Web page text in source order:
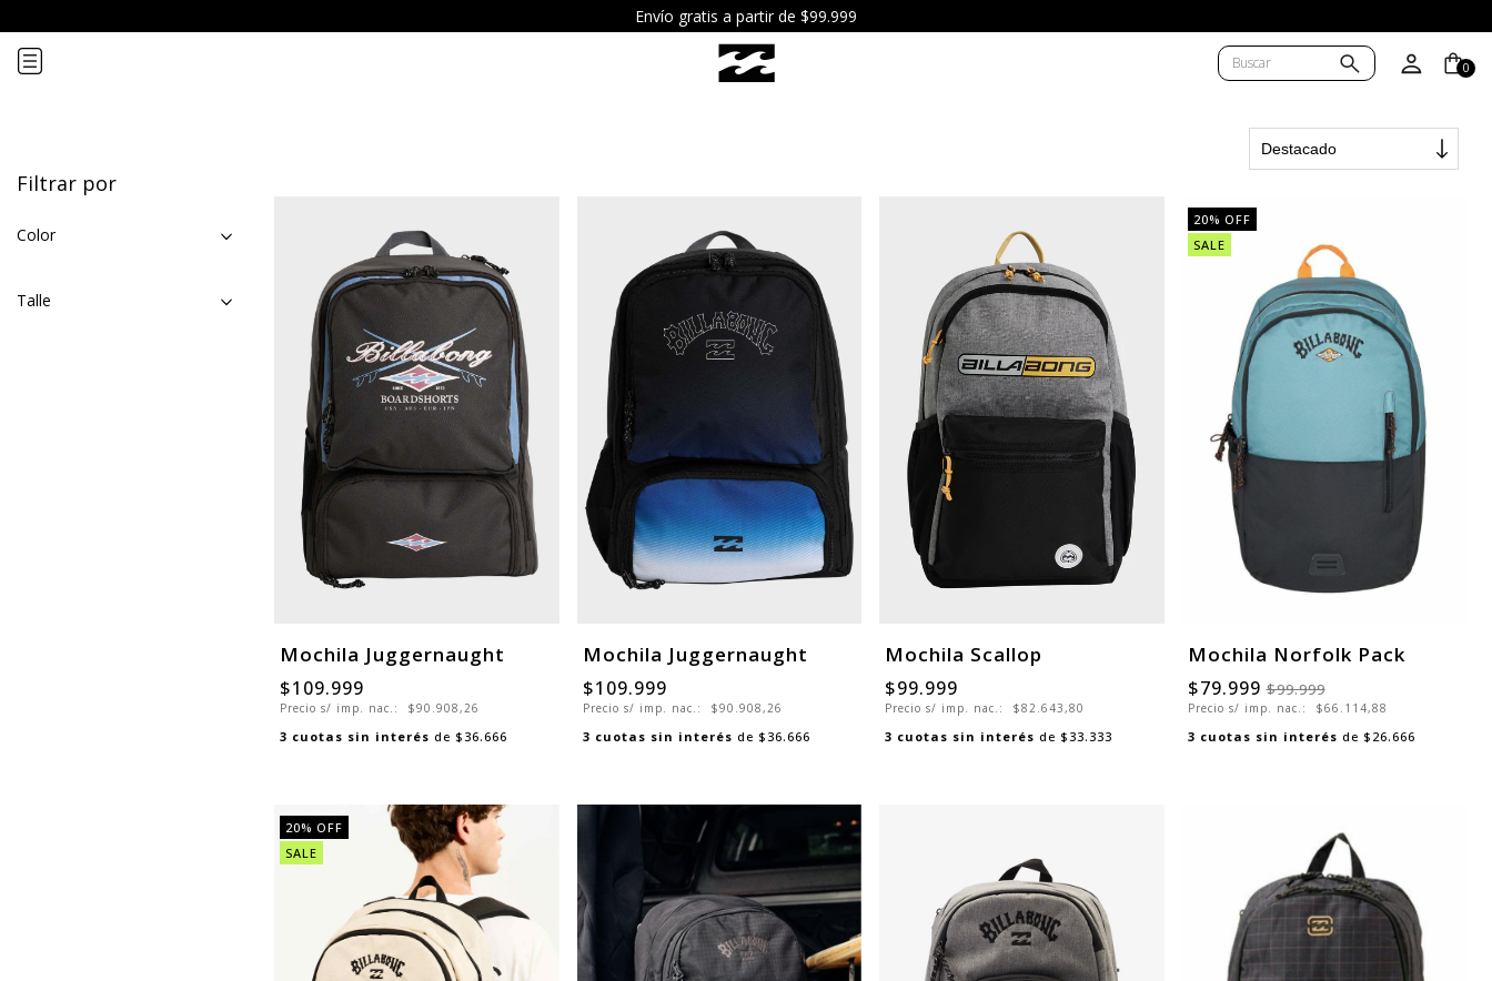
Mochilas 6 cuotas sin interés a partir de $119.999
0
Filtrar por
Color
Talle
Mochila Juggernaught
$109.999
Precio s/ imp. nac.: $90.908,26
3 cuotas sin interés de $36.666
Mochila Juggernaught
$109.999
Precio s/ imp. nac.: $90.908,26
3 cuotas sin interés de $36.666
Mochila Scallop
$99.999
Precio s/ imp. nac.: $82.643,80
3 cuotas sin interés de $33.333
20% OFF
SALE
Mochila Norfolk Pack
$79.999$99.999
Precio s/ imp. nac.: $66.114,88
3 cuotas sin interés de $26.666
20% OFF
SALE